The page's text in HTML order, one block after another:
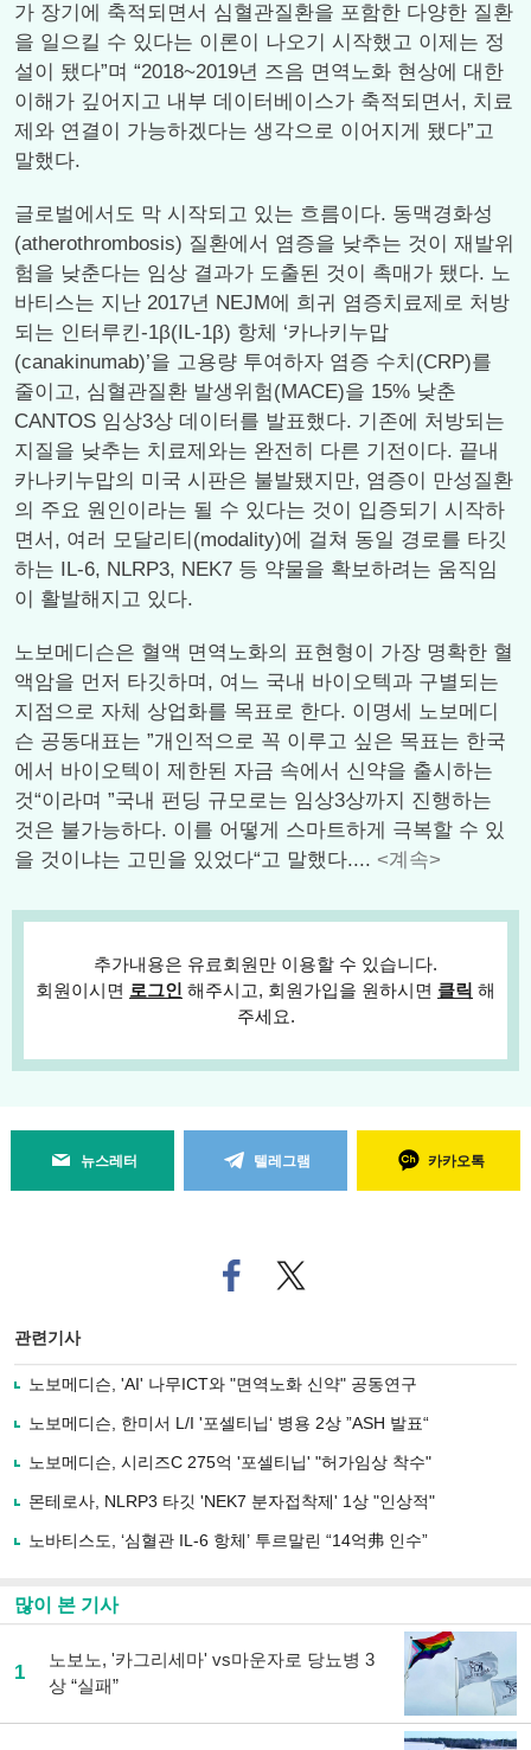
가 장기에 축적되면서 심혈관질환을 포함한 다양한 질환
을 일으킬 수 있다는 이론이 나오기 시작했고 이제는 정
설이 됐다”며 “2018~2019년 즈음 면역노화 현상에 대한
이해가 깊어지고 내부 데이터베이스가 축적되면서, 치료
제와 연결이 가능하겠다는 생각으로 이어지게 됐다”고
말했다.
글로벌에서도 막 시작되고 있는 흐름이다. 동맥경화성
(atherothrombosis) 질환에서 염증을 낮추는 것이 재발위
험을 낮춘다는 임상 결과가 도출된 것이 촉매가 됐다. 노
바티스는 지난 2017년 NEJM에 희귀 염증치료제로 처방
되는 인터루킨-1β(IL-1β) 항체 ‘카나키누맙
(canakinumab)’을 고용량 투여하자 염증 수치(CRP)를
줄이고, 심혈관질환 발생위험(MACE)을 15% 낮춘
CANTOS 임상3상 데이터를 발표했다. 기존에 처방되는
지질을 낮추는 치료제와는 완전히 다른 기전이다. 끝내
카나키누맙의 미국 시판은 불발됐지만, 염증이 만성질환
의 주요 원인이라는 될 수 있다는 것이 입증되기 시작하
면서, 여러 모달리티(modality)에 걸쳐 동일 경로를 타깃
하는 IL-6, NLRP3, NEK7 등 약물을 확보하려는 움직임
이 활발해지고 있다.
노보메디슨은 혈액 면역노화의 표현형이 가장 명확한 혈
액암을 먼저 타깃하며, 여느 국내 바이오텍과 구별되는
지점으로 자체 상업화를 목표로 한다. 이명세 노보메디
슨 공동대표는 ”개인적으로 꼭 이루고 싶은 목표는 한국
에서 바이오텍이 제한된 자금 속에서 신약을 출시하는
것“이라며 ”국내 펀딩 규모로는 임상3상까지 진행하는
것은 불가능하다. 이를 어떻게 스마트하게 극복할 수 있
을 것이냐는 고민을 있었다“고 말했다.... <계속>
추가내용은 유료회원만 이용할 수 있습니다.
회원이시면 로그인 해주시고, 회원가입을 원하시면 클릭 해
주세요.
뉴스레터 텔레그램 카카오톡
페
이
로
기
사
유
기
트위
터로
관련기사
노보메디슨, 'AI' 나무ICT와 "면역노화 신약" 공동연구
노보메디슨, 한미서 L/I '포셀티닙‘ 병용 2상 ”ASH 발표“
노보메디슨, 시리즈C 275억 '포셀티닙' "허가임상 착수"
몬테로사, NLRP3 타깃 'NEK7 분자접착제' 1상 "인상적"
노바티스도, ‘심혈관 IL-6 항체’ 투르말린 “14억弗 인수”
많이 본 기사
1
노보노, '카그리세마' vs마운자로 당뇨병 3
상 “실패”